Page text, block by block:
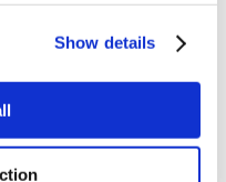
Show details